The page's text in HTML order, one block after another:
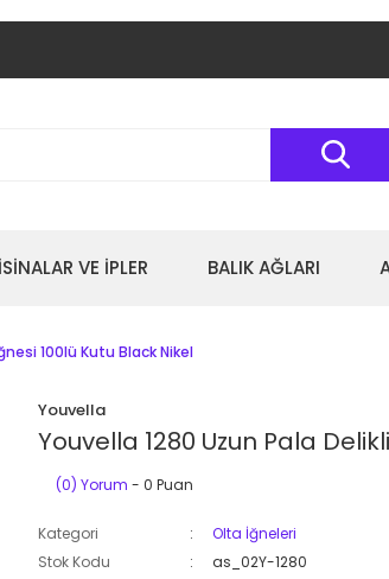
VE İPLER BALIK AĞLARI
100lü Kutu Black Nikel
Youvella
Youvella 1280 Uzun Pala
(0) Yorum - 0 Puan
Kategori
Olta İğneleri
Stok Kodu
as_02Y-1280